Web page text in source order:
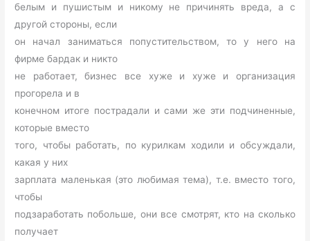
белым и пушистым и никому не причинять вреда, а с
другой стороны, если
он начал заниматься попустительством, то у него на
фирме бардак и никто
не работает, бизнес все хуже и хуже и организация
прогорела и в
конечном итоге пострадали и сами же эти подчиненные,
которые вместо
того, чтобы работать, по курилкам ходили и обсуждали,
какая у них
зарплата маленькая (это любимая тема), т.е. вместо того,
чтобы
подзаработать побольше, они все смотрят, кто на сколько
получает